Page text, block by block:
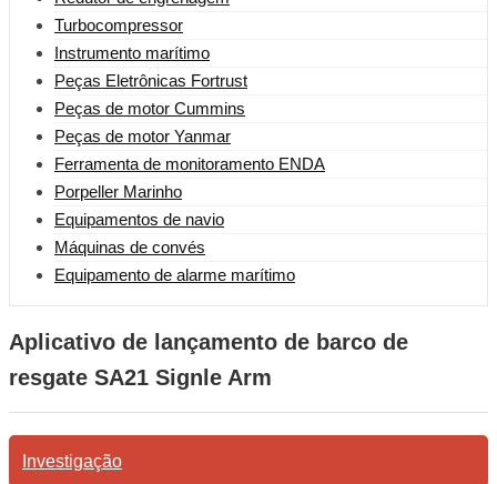
Turbocompressor
Instrumento marítimo
Peças Eletrônicas Fortrust
Peças de motor Cummins
Peças de motor Yanmar
Ferramenta de monitoramento ENDA
Porpeller Marinho
Equipamentos de navio
Máquinas de convés
Equipamento de alarme marítimo
Aplicativo de lançamento de barco de
resgate SA21 Signle Arm
Investigação